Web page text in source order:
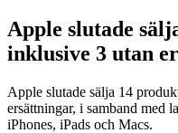
Apple slutade
inklusive 3 utan
Apple slutade sälja 14
ersättningar, i samband med
iPhones, iPads och Macs.